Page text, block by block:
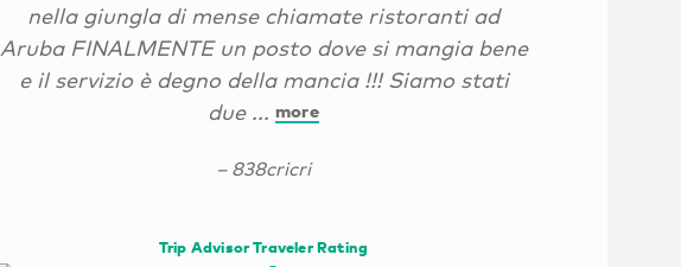
nella giungla di mense chiamate ristoranti ad
Aruba FINALMENTE un posto dove si mangia bene
e il servizio è degno della mancia !!! Siamo stati
due ... more
– 838cricri
Trip Advisor Traveler Rating